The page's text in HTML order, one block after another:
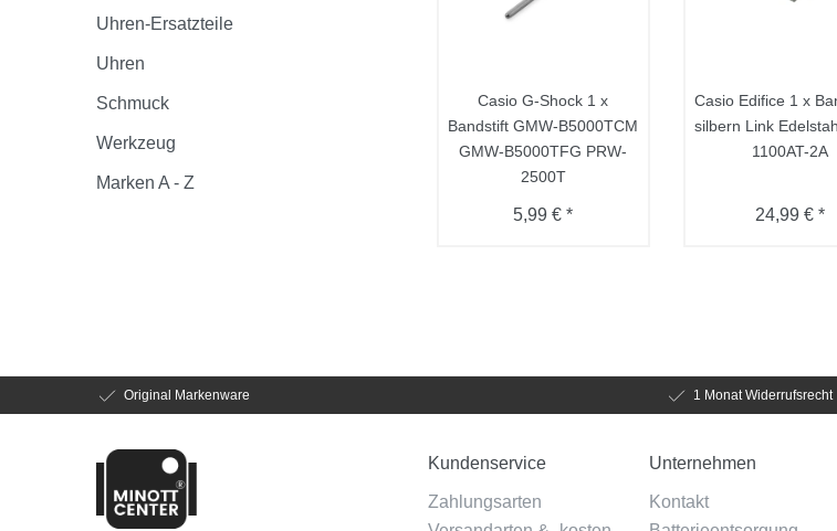
Uhren-Ersatzteile
Uhren
Schmuck
Werkzeug
Marken A - Z
Casio G-Shock 1 x
Bandstift GMW-B5000TCM
GMW-B5000TFG PRW-
2500T
5,99 € *
Casio Edifice 1 x
silbern Link
1100AT-2A
24,99 € *
Original Markenware 1 Monat Widerrufsrecht
Kundenservice
Zahlungsarten
Unternehmen
Kontakt